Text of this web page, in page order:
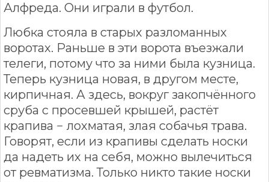
Алфреда. Они играли в футбол.
Любка стояла в старых разломанных
воротах. Раньше в эти ворота въезжали
телеги, потому что за ними была кузница.
Теперь кузница новая, в другом месте,
кирпичная. А здесь, вокруг закопчённого
сруба с просевшей крышей, растёт
крапива − лохматая, злая собачья трава.
Говорят, если из крапивы сделать носки
да надеть их на себя, можно вылечиться
от ревматизма. Только никто такие носки